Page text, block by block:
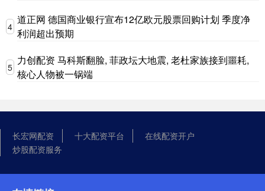
4
道正网 德国商业银行宣布12亿欧元股票回购计划 季度净
利润超出预期
5
力创配资 马科斯翻脸, 菲政坛大地震, 老杜家族接到噩耗,
核心人物被一锅端
长宏网配资 十大配资平台
在线配资开户
炒股配资服务